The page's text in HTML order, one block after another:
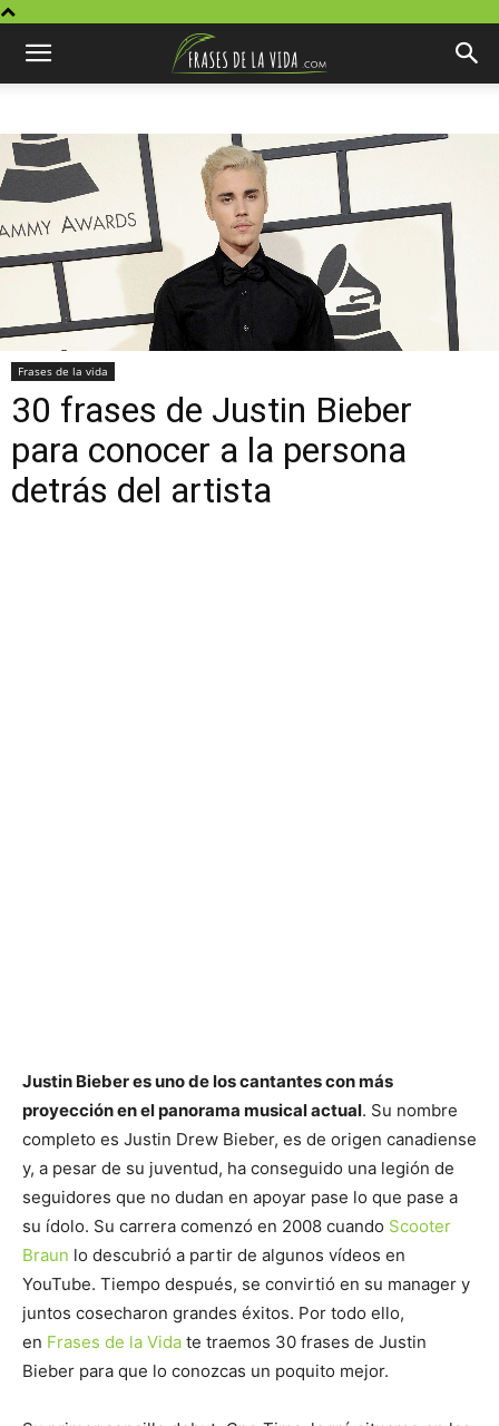
Frases de la vida
30 frases de Justin Bieber
para conocer a la persona
detrás del artista
Justin Bieber es uno de los cantantes con más
proyección en el panorama musical actual. Su nombre
completo es Justin Drew Bieber, es de origen canadiense
y, a pesar de su juventud, ha conseguido una legión de
seguidores que no dudan en apoyar pase lo que pase a
su ídolo. Su carrera comenzó en 2008 cuando Scooter
Braun lo descubrió a partir de algunos vídeos en
YouTube. Tiempo después, se convirtió en su manager y
juntos cosecharon grandes éxitos. Por todo ello,
en Frases de la Vida te traemos 30 frases de Justin
Bieber para que lo conozcas un poquito mejor.